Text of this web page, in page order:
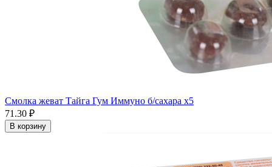
Смолка жеват Тайга Гум Иммуно б/сахара x5
71.30 ₽
В корзину